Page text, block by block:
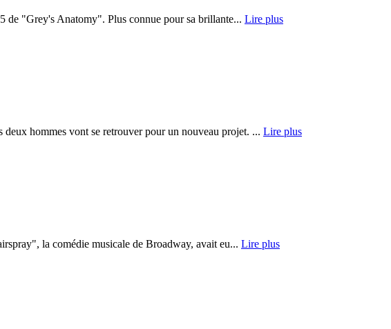
de "Grey's Anatomy". Plus connue pour sa brillante... Lire plus
hommes vont se retrouver pour un nouveau projet. ... Lire plus
la comédie musicale de Broadway, avait eu... Lire plus